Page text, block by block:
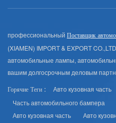
профессиональный Поставщик
(XIAMEN) IMPORT & EXPORT
автомобильные лампы,
вашим долгосрочным деловым
Горячие Теги :
Авто кузовная часть
Часть автомобильного бампера
Авто кузовная часть
Авто